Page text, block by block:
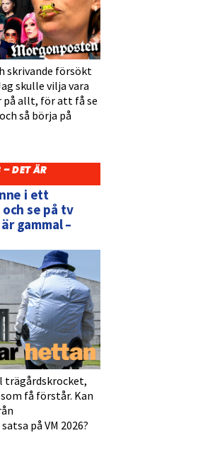
skrivande försökt
skulle vilja vara
på allt, för att få se
så börja på
DET ÄR
i ett
se på tv
gammal –
få förstår. Kan
på VM 2026?